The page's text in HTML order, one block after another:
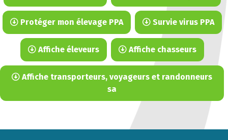
Protéger mon élevage PPA Survie virus PPA
Affiche éleveurs Affiche chasseurs
Affiche transporteurs, voyageurs et randonneurs
sa